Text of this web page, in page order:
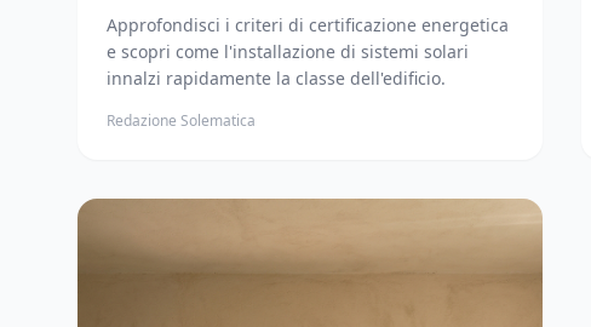
Approfondisci i criteri di certificazione energetica
e scopri come l'installazione di sistemi solari
innalzi rapidamente la classe dell'edificio.
Redazione Solematica